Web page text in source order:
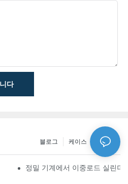
다
NEWS
케이스
블로그
& 공통 응용 프로그램
정밀 기계에서 이중로드 실린더